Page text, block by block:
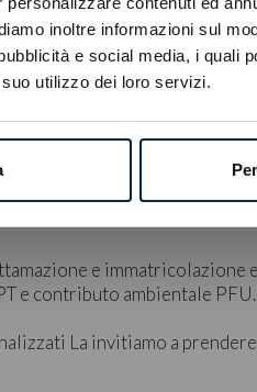
inoltre informazioni sul
e social media, i quali
utilizzo dei loro servizi.
e immatricolazione
e contributo ambientale PFU.
La invitiamo a
Caricamento